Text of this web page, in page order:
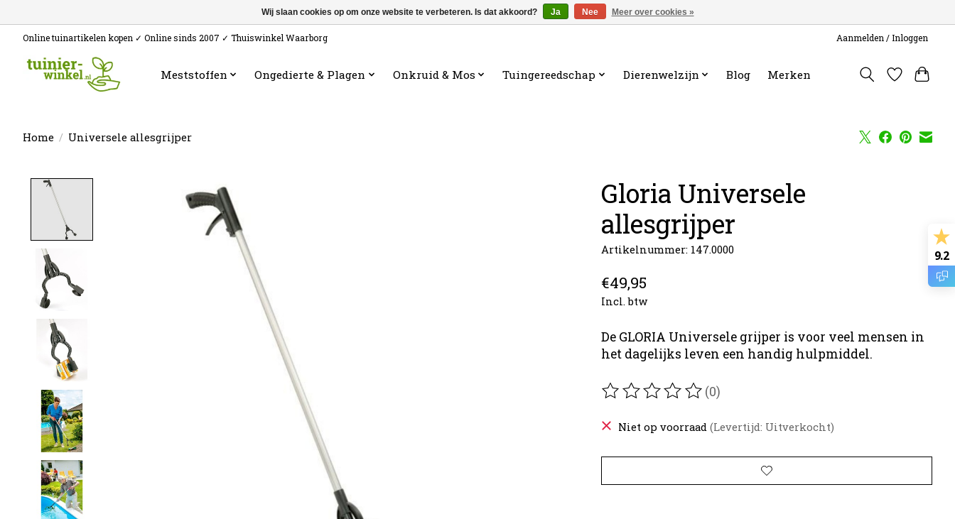
Online tuinartikelen kopen ✓ Online sinds 2007 ✓ Thuiswinkel Waarborg Aanmelden / Inloggen
Meststoffen Ongedierte & Plagen Onkruid & Mos Tuingereedschap Dierenwelzijn Blog Merken
Home / Universele allesgrijper
Product image slideshow Items
Gloria Universele
allesgrijper
Artikelnummer: 147.0000
€49,95
Incl. btw
De GLORIA Universele grijper is voor veel mensen in
het dagelijks leven een handig hulpmiddel.
De beoordeling van dit product is
(0)
Niet op voorraad (Levertijd: Uitverkocht)
9.2
Wij slaan cookies op om onze website te verbeteren. Is dat akkoord? Ja Nee Meer over cookies »